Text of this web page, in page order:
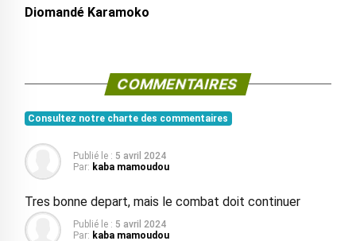
Diomandé Karamoko
COMMENTAIRES
Consultez notre charte des commentaires
Publié le : 5 avril 2024
Par: kaba mamoudou
Tres bonne depart, mais le combat doit continuer
Publié le : 5 avril 2024
Par: kaba mamoudou